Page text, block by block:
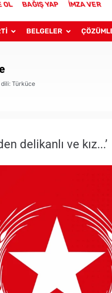
OL BAĞIŞ YAP İMZA VER
BELGELER
Türküce
delikanlı ve kız...’